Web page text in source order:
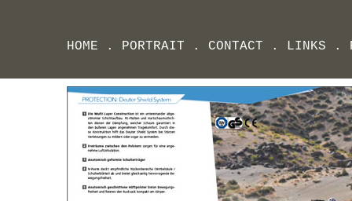
HOME . PORTRAIT . CONTACT . LINKS .